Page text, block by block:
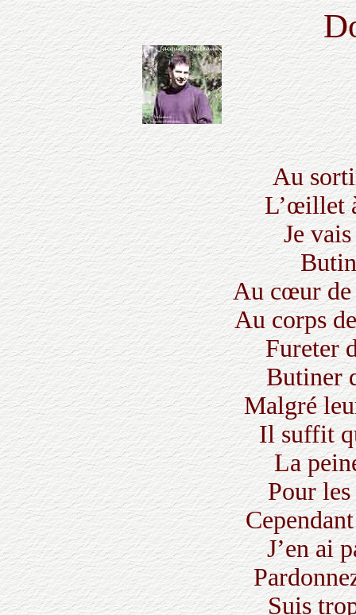
Au
L’œillet
Je
Au cœur de
Au corps
Fureter
Butiner
Malgré
Il suffit
La
Pour
J’en ai
Suis